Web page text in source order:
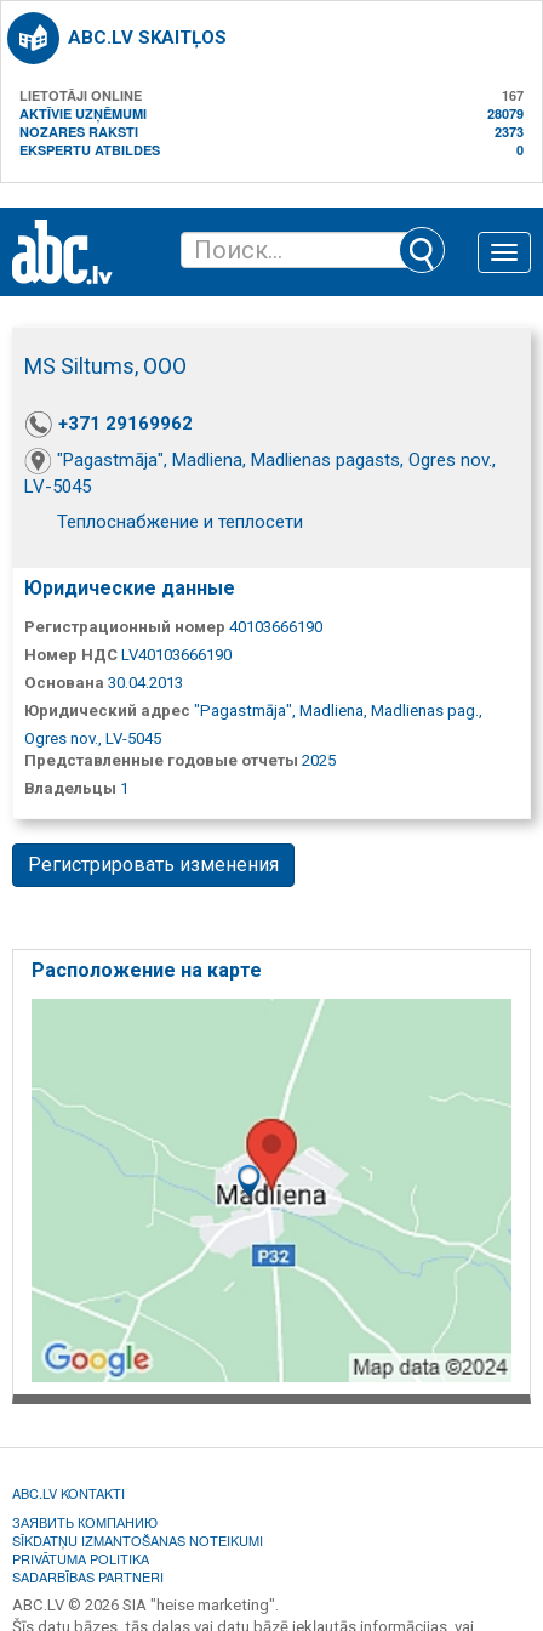
ABC.LV SKAITĻOS
LIETOTĀJI ONLINE
167
AKTĪVIE UZŅĒMUMI
28079
NOZARES RAKSTI
2373
EKSPERTU ATBILDES
0
Toggle
MS Siltums, ООО
+371 29169962
"Pagastmāja", Madliena, Madlienas pagasts, Ogres nov.,
LV-5045
Теплоснабжение и теплосети
Юридические данные
Регистрационный номер 40103666190
Номер НДС LV40103666190
Основана 30.04.2013
Юридический адрес "Pagastmāja", Madliena, Madlienas pag.,
Ogres nov., LV-5045
Представленные годовые отчеты 2025
Владельцы 1
Регистрировать изменения
Расположение на карте
ABC.LV KONTAKTI
ЗАЯВИТЬ КОМПАНИЮ
SĪKDATŅU IZMANTOŠANAS NOTEIKUMI
PRIVĀTUMA POLITIKA
SADARBĪBAS PARTNERI
ABC.LV © 2026 SIA "heise marketing".
Šīs datu bāzes, tās daļas vai datu bāzē iekļautās informācijas, vai